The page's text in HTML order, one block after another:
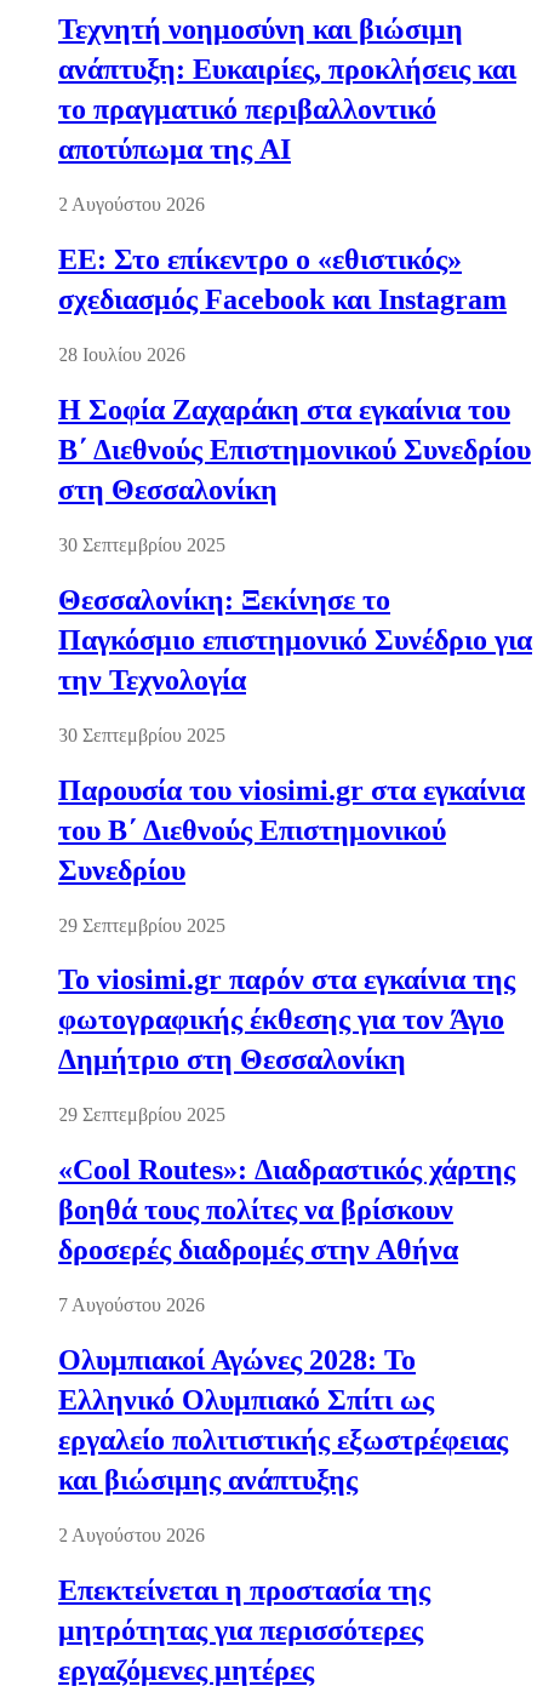
Τεχνητή νοημοσύνη και βιώσιμη
ανάπτυξη: Ευκαιρίες, προκλήσεις και
το πραγματικό περιβαλλοντικό
αποτύπωμα της AI
2 Αυγούστου 2026
ΕΕ: Στο επίκεντρο ο «εθιστικός»
σχεδιασμός Facebook και Instagram
28 Ιουλίου 2026
Η Σοφία Ζαχαράκη στα εγκαίνια του
Β΄ Διεθνούς Επιστημονικού Συνεδρίου
στη Θεσσαλονίκη
30 Σεπτεμβρίου 2025
Θεσσαλονίκη: Ξεκίνησε το
Παγκόσμιο επιστημονικό Συνέδριο για
την Τεχνολογία
30 Σεπτεμβρίου 2025
Παρουσία του viosimi.gr στα εγκαίνια
του Β΄ Διεθνούς Επιστημονικού
Συνεδρίου
29 Σεπτεμβρίου 2025
Το viosimi.gr παρόν στα εγκαίνια της
φωτογραφικής έκθεσης για τον Άγιο
Δημήτριο στη Θεσσαλονίκη
29 Σεπτεμβρίου 2025
«Cool Routes»: Διαδραστικός χάρτης
βοηθά τους πολίτες να βρίσκουν
δροσερές διαδρομές στην Αθήνα
7 Αυγούστου 2026
Ολυμπιακοί Αγώνες 2028: Το
Ελληνικό Ολυμπιακό Σπίτι ως
εργαλείο πολιτιστικής εξωστρέφειας
και βιώσιμης ανάπτυξης
2 Αυγούστου 2026
Επεκτείνεται η προστασία της
μητρότητας για περισσότερες
εργαζόμενες μητέρες